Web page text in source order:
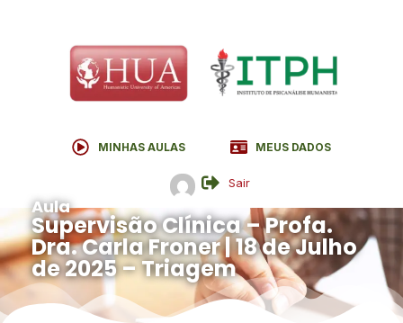
MINHAS AULAS MEUS DADOS
Sair
Aula
Supervisão Clínica – Profa.
Dra. Carla Froner | 18 de Julho
de 2025 – Triagem